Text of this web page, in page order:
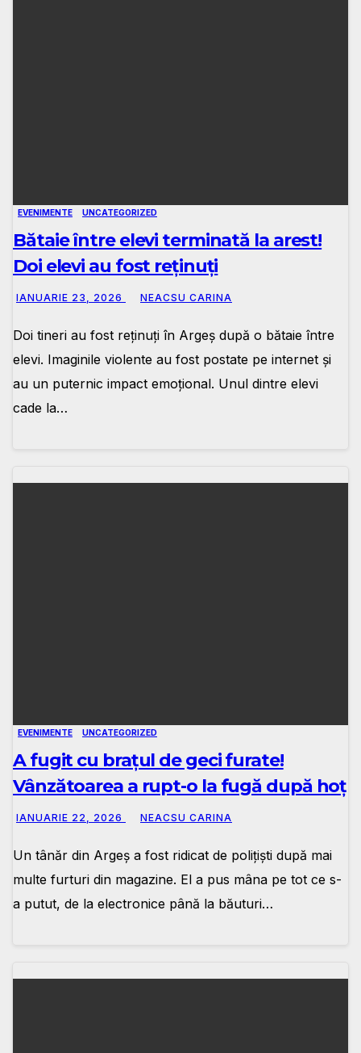
EVENIMENTE UNCATEGORIZED
Bătaie între elevi terminată la arest!
Doi elevi au fost reținuți
IANUARIE 23, 2026 NEACSU CARINA
Doi tineri au fost reținuți în Argeș după o bătaie între
elevi. Imaginile violente au fost postate pe internet și
au un puternic impact emoțional. Unul dintre elevi
cade la…
EVENIMENTE UNCATEGORIZED
A fugit cu brațul de geci furate!
Vânzătoarea a rupt-o la fugă după hoț
IANUARIE 22, 2026 NEACSU CARINA
Un tânăr din Argeș a fost ridicat de polițiști după mai
multe furturi din magazine. El a pus mâna pe tot ce s-
a putut, de la electronice până la băuturi…